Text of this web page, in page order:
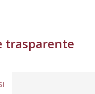
trasparente